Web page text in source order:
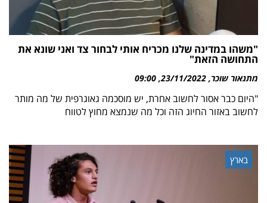
"משהו במדינה שלנו מכריח אותי לבחור צד ואני שונא את
התחושה הזאת"
מתנאור שוכר 23/11/2022
09:00
"היום כבר אסור לחשוב אחרת, יש מוסכמה גאוגרפית של מה מותר
לחשוב באזור החיוג הזה וכל מה שנמצא מחוץ לטווח
בארץ